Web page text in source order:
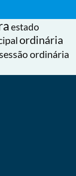
estado
ordinária
ordinária